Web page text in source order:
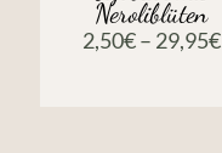
Neroliblüten
2,50€– 29,95€